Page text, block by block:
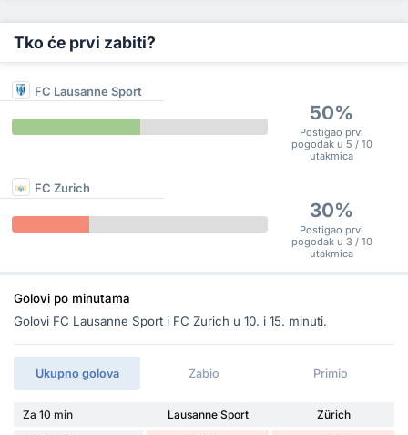
Tko će prvi zabiti?
FC Lausanne Sport
50%
Postigao prvi
pogodak u 5 / 10
utakmica
FC Zurich
30%
Postigao prvi
pogodak u 3 / 10
utakmica
Golovi po minutama
Golovi FC Lausanne Sport i FC Zurich u 10. i 15. minuti.
Ukupno golova Zabio Primio
Za 10 min Lausanne Sport
Zürich